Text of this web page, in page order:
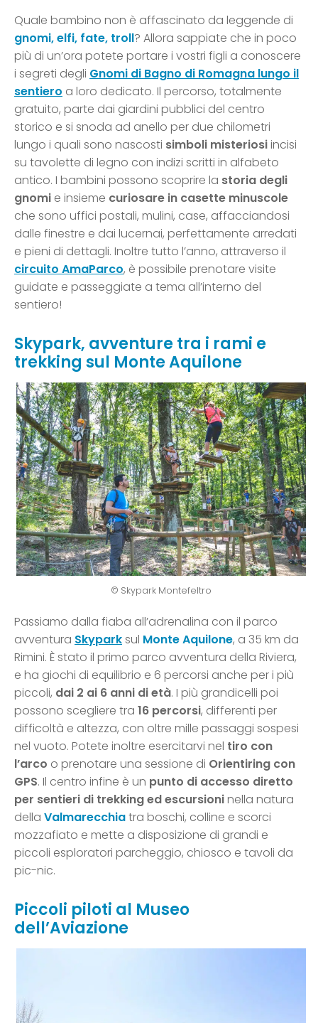
Quale bambino non è affascinato da leggende di
gnomi, elfi, fate, troll? Allora sappiate che in poco
più di un’ora potete portare i vostri figli a conoscere
i segreti degli Gnomi di Bagno di Romagna lungo il
sentiero a loro dedicato. Il percorso, totalmente
gratuito, parte dai giardini pubblici del centro
storico e si snoda ad anello per due chilometri
lungo i quali sono nascosti simboli misteriosiincisi
su tavolette di legno con indizi scritti in alfabeto
antico. I bambini possono scoprire la storia degli
gnomi e insieme curiosare in casette minuscole
che sono uffici postali, mulini, case, affacciandosi
dalle finestre e dai lucernai, perfettamente arredati
e pieni di dettagli. Inoltre tutto l’anno, attraverso il
circuito AmaParco, è possibile prenotare visite
guidate e passeggiate a tema all’interno del
sentiero!
Skypark, avventure tra i rami e
trekking sul Monte Aquilone
© Skypark Montefeltro
Passiamo dalla fiaba all’adrenalina con il parco
avventura Skyparksul Monte Aquilone, a 35 km da
Rimini. È stato il primo parco avventura della Riviera,
e ha giochi di equilibrio e 6 percorsi anche per i più
piccoli, dai 2 ai 6 anni di età. I più grandicelli poi
possono scegliere tra 16 percorsi, differenti per
difficoltà e altezza, con oltre mille passaggi sospesi
nel vuoto. Potete inoltre esercitarvi nel tiro con
l’arco o prenotare una sessione di Orientiring con
GPS. Il centro infine è un punto di accesso diretto
per sentieri di trekking ed escursioninella natura
della Valmarecchiatra boschi, colline e scorci
mozzafiato e mette a disposizione di grandi e
piccoli esploratori parcheggio, chiosco e tavoli da
pic-nic.
Piccoli piloti al Museo
dell’Aviazione